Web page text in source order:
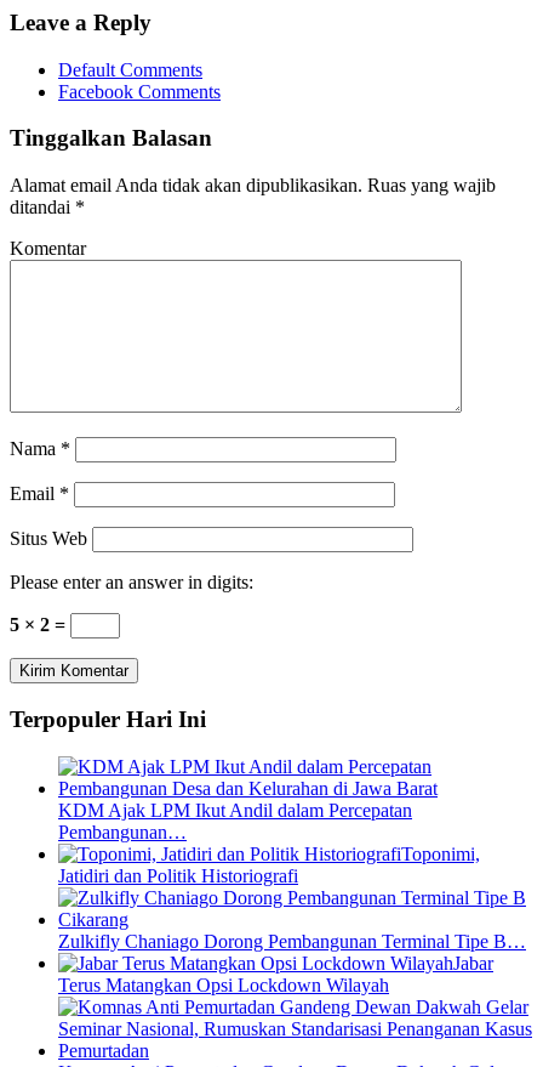
Leave a Reply
Default Comments
Facebook Comments
Tinggalkan Balasan
Alamat email Anda tidak akan dipublikasikan. Ruas yang wajib
ditandai *
Komentar
Nama *
Email *
Situs Web
Please enter an answer in digits:
5 × 2 =
Terpopuler Hari Ini
KDM Ajak LPM Ikut Andil dalam Percepatan
Pembangunan…
Toponimi,
Jatidiri dan Politik Historiografi
Zulkifly Chaniago Dorong Pembangunan Terminal Tipe B…
Jabar
Terus Matangkan Opsi Lockdown Wilayah